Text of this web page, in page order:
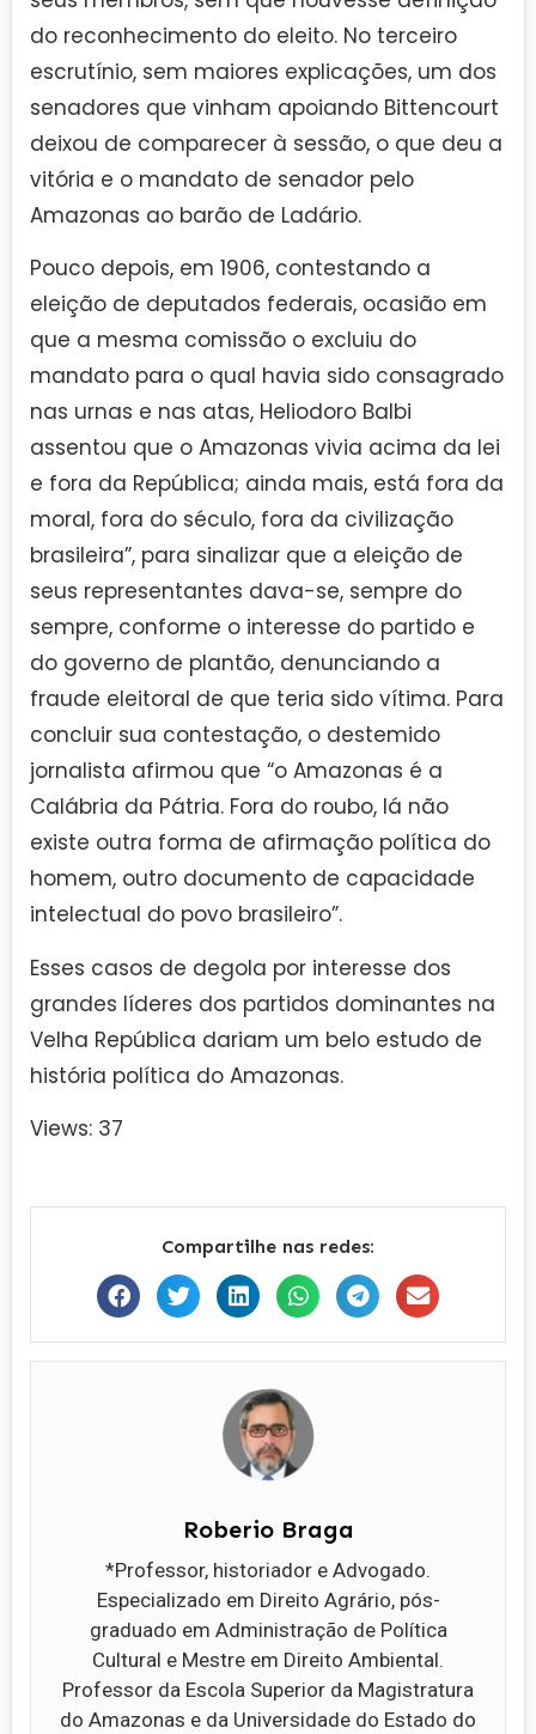
do reconhecimento do eleito. No terceiro
escrutínio, sem maiores explicações, um dos
senadores que vinham apoiando Bittencourt
deixou de comparecer à sessão, o que deu a
vitória e o mandato de senador pelo
Amazonas ao barão de Ladário.
Pouco depois, em 1906, contestando a
eleição de deputados federais, ocasião em
que a mesma comissão o excluiu do
mandato para o qual havia sido consagrado
nas urnas e nas atas, Heliodoro Balbi
assentou que o Amazonas vivia acima da lei
e fora da República; ainda mais, está fora da
moral, fora do século, fora da civilização
brasileira”, para sinalizar que a eleição de
seus representantes dava-se, sempre do
sempre, conforme o interesse do partido e
do governo de plantão, denunciando a
fraude eleitoral de que teria sido vítima. Para
concluir sua contestação, o destemido
jornalista afirmou que “o Amazonas é a
Calábria da Pátria. Fora do roubo, lá não
existe outra forma de afirmação política do
homem, outro documento de capacidade
intelectual do povo brasileiro”.
Esses casos de degola por interesse dos
grandes líderes dos partidos dominantes na
Velha República dariam um belo estudo de
história política do Amazonas.
Views: 37
Compartilhe nas redes:
Roberio Braga
*Professor, historiador e Advogado.
Especializado em Direito Agrário, pós-
graduado em Administração de Política
Cultural e Mestre em Direito Ambiental.
Professor da Escola Superior da Magistratura
do Amazonas e da Universidade do Estado do